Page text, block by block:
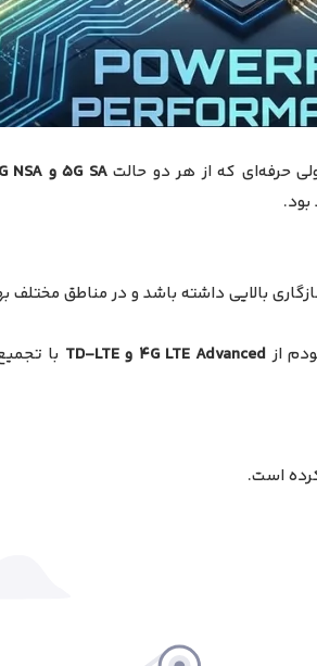
حرفه‌ای که از هر دو حالت5G SA و 5G NSA
4G LTE Advanced و TD-LTE